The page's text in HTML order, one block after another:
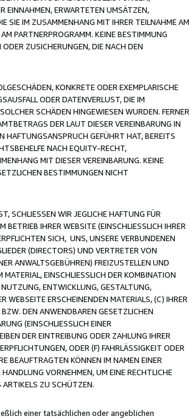
EINNAHMEN, ERWARTETEN UMSÄTZEN,
SIE IM ZUSAMMENHANG MIT IHRER TEILNAHME AM
PARTNERPROGRAMM. KEINE BESTIMMUNG
ZUSICHERUNGEN, DIE NACH DEN
KONKRETE ODER EXEMPLARISCHE
ODER DATENVERLUST, DIE IM
SCHÄDEN HINGEWIESEN WURDEN. FERNER
DER LAUT DIESER VEREINBARUNG IN
GEFÜHRT HAT, BEREITS
NACH EQUITY-RECHT,
MIT DIESER VEREINBARUNG. KEINE
BESTIMMUNGEN NICHT
SCHLIESSEN WIR JEGLICHE HAFTUNG FÜR
IHRER WEBSITE (EINSCHLIESSLICH IHRER
SICH, UNS, UNSERE VERBUNDENEN
(DIRECTORS) UND VERTRETER VON
ANWALTSGEBÜHREN) FREIZUSTELLEN UND
EINSCHLIESSLICH DER KOMBINATION
ENTWICKLUNG, GESTALTUNG,
WEBSEITE ERSCHEINENDEN MATERIALS, (C) IHRER
DEN ANWENDBAREN GESETZLICHEN
(EINSCHLIESSLICH EINER
DER EINTREIBUNG ODER ZAHLUNG IHRER
ODER (F) FAHRLÄSSIGKEIT ODER
BEAUFTRAGTEN KÖNNEN IM NAMEN EINER
VORNEHMEN, UM EINE RECHTLICHE
ARTIKELS ZU SCHÜTZEN.
einer tatsächlichen oder angeblichen